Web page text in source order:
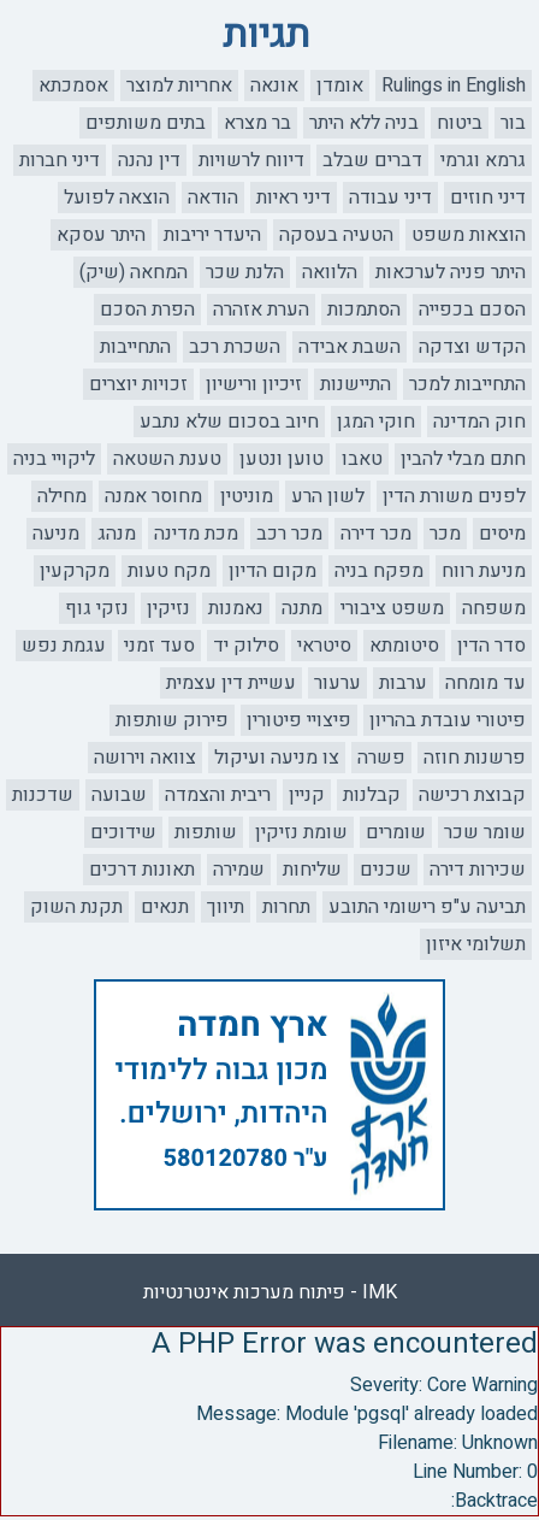
תגיות
Rulings in English אומדן אונאה אחריות למוצר
אסמכתא
בור
ביטוח בניה ללא היתר בר מצרא
בתים משותפים
גרמא וגרמי
דברים שבלב דיווח לרשויות דין נהנה
דיני חברות
דיני חוזים
דיני עבודה דיני ראיות הודאה
הוצאה לפועל
הוצאות משפט
הטעיה בעסקה היעדר יריבות
היתר עסקא
היתר פניה לערכאות
הלוואה הלנת שכר
המחאה (שיק)
הסכם בכפייה
הסתמכות הערת אזהרה
הפרת הסכם
הקדש וצדקה
השבת אבידה השכרת רכב
התחייבות
התחייבות למכר
התיישנות זיכיון ורישיון
זכויות יוצרים
חוק המדינה
חוקי המגן
חיוב בסכום שלא נתבע
חתם מבלי להבין
טאבו טוען ונטען טענת השטאה
ליקויי בניה
לפנים משורת הדין
לשון הרע מוניטין מחוסר אמנה
מחילה
מיסים
מכר מכר דירה מכר רכב מכת מדינה מנהג
מניעה
מניעת רווח
מפקח בניה מקום הדיון מקח טעות
מקרקעין
משפחה
משפט ציבורי מתנה נאמנות נזיקין
נזקי גוף
סדר הדין
סיטומתא סיטראי סילוק יד סעד זמני
עגמת נפש
עד מומחה
ערבות ערעור
עשיית דין עצמית
פיטורי עובדת בהריון
פיצויי פיטורין
פירוק שותפות
פרשנות חוזה
פשרה צו מניעה ועיקול
צוואה וירושה
קבוצת רכישה
קבלנות קניין ריבית והצמדה שבועה
שדכנות
שומר שכר
שומרים שומת נזיקין שותפות
שידוכים
שכירות דירה
שכנים שליחות שמירה
תאונות דרכים
תביעה ע"פ רישומי התובע
תחרות תיווך תנאים
תקנת השוק
תשלומי איזון
IMK - פיתוח מערכות אינטרנטיות
A PHP Error was encountered
Severity: Core Warning
Message: Module 'pgsql' already loaded
Filename: Unknown
Line Number: 0
Backtrace: